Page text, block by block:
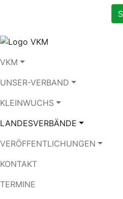
VKM
UNSER-VERBAND
KLEINWUCHS
LANDESVERBÄNDE
VERÖFFENTLICHUNGEN
KONTAKT
TERMINE
Herbsttreffen in Beilngries
Herbsttreffen
29. September
Oktober 2017
Landesverband Bayern
> Über uns